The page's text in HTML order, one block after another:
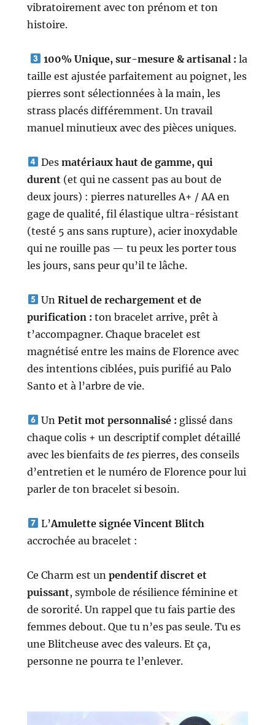
vibratoirement avec ton prénom et ton
histoire.
100% Unique, sur-mesure & artisanal : la
taille est ajustée parfaitement au poignet, les
pierres sont sélectionnées à la main, les
strass placés différemment.Un travail
manuel minutieux avec des pièces uniques.
Desmatériaux haut de gamme, qui
durent (et qui ne cassent pas au bout de
deux jours) : pierres naturelles A+ / AA en
gage de qualité, fil élastique ultra-résistant
(testé 5 ans sans rupture), acier inoxydable
qui ne rouille pas — tu peux les porter tous
les jours, sans peur qu’il te lâche.
Un Rituel de rechargement et de
purification : ton bracelet arrive, prêt à
t’accompagner. Chaque bracelet est
magnétisé entre les mains de Florence avec
des intentions ciblées, puis purifié au Palo
Santo et à l’arbre de vie.
Un Petit mot personnalisé : glissé dans
chaque colis + un descriptif complet détaillé
avec les bienfaits de tes pierres, des conseils
d’entretien et le numéro de Florence pour lui
parler de ton bracelet si besoin.
L’Amulette signée Vincent Blitch
accrochée au bracelet :
Ce Charm est unpendentif discret et
puissant,symbole de résilience féminine et
de sororité.Un rappel que tu fais partie des
femmes debout. Que tu n’es pas seule.Tu es
une Blitcheuse avec des valeurs. Et ça,
personne ne pourra te l’enlever.